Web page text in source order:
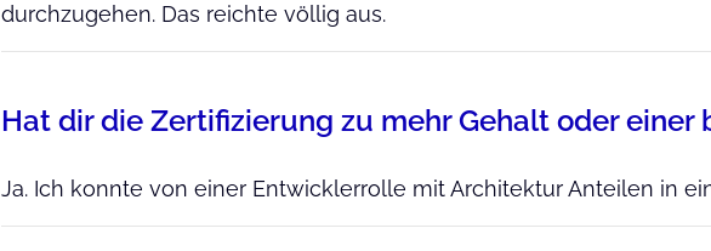
durchzugehen. Das reichte völlig aus.
Hat dir die Zertifizierung zu mehr Gehalt oder einer
Ja. Ich konnte von einer Entwicklerrolle mit Architektur Anteilen in